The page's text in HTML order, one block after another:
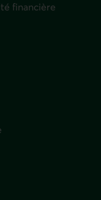
financière